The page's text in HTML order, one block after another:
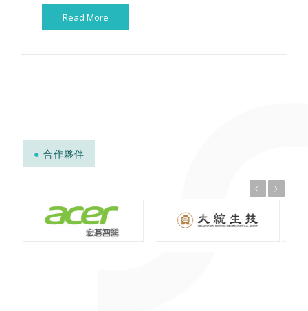
Read More
● 合作夥伴